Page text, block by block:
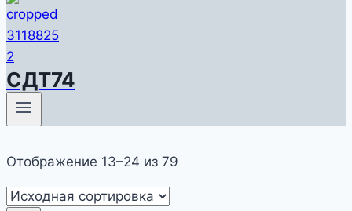
СДТ74
Отображение 13–24 из 79